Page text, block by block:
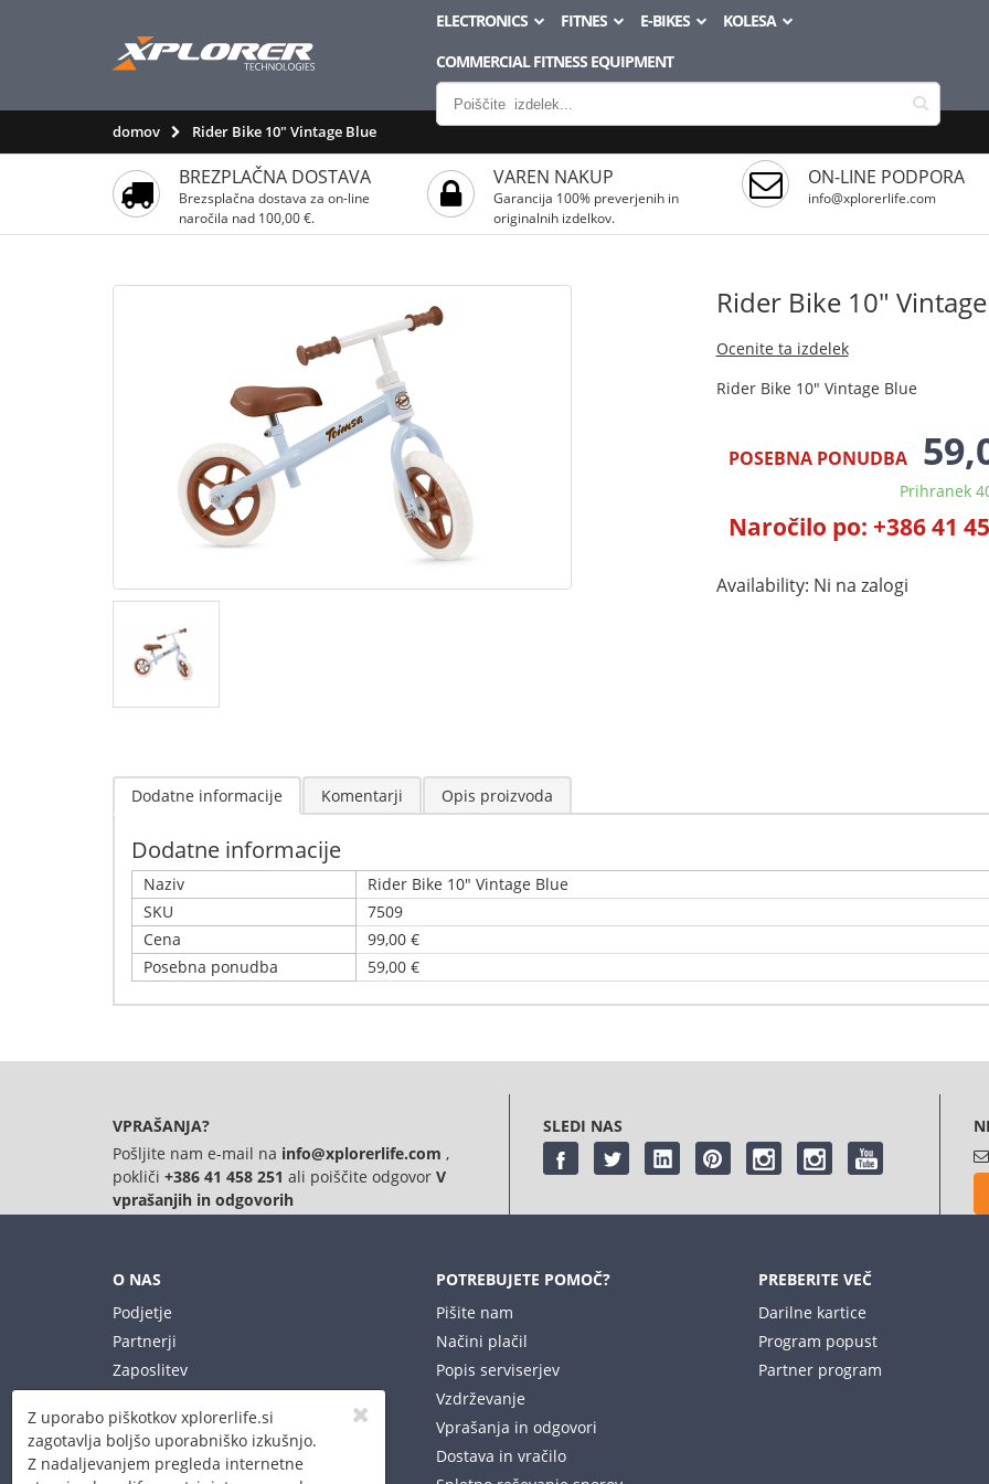
Z uporabo piškotkov xplorerlife.si
zagotavlja boljšo uporabniško izkušnjo.
Z nadaljevanjem pregleda internetne
ELECTRONICS FITNES E-BIKES
KOLESA
COMMERCIAL FITNESS EQUIPMENT
domov Rider Bike 10" Vintage Blue
BREZPLAČNA DOSTAVA
Brezsplačna dostava za on-line
naročila nad 100,00 €.
VAREN NAKUP
Garancija 100% preverjenih in
originalnih izdelkov.
ON-LINE PODPORA
info@xplorerlife.com
Rider Bike 10"
Ocenite ta izdelek
Rider Bike 10" Vintage Blue
POSEBNA PONUDBA
Prihranek
Naročilo po: +386 41
Availability: Ni na zalogi
Dodatne informacije Komentarji Opis proizvoda
Dodatne informacije
Naziv
Rider Bike 10" Vintage Blue
SKU
7509
Cena
99,00 €
Posebna ponudba
59,00 €
VPRAŠANJA?
Pošljite nam e-mail na info@xplorerlife.com ,
pokliči +386 41 458 251 ali poiščite odgovor V
vprašanjih in odgovorih
SLEDI NAS
O NAS
Podjetje
Partnerji
Zaposlitev
POTREBUJETE POMOČ?
Pišite nam
Načini plačil
Popis serviserjev
Vzdrževanje
Vprašanja in odgovori
Dostava in vračilo
PREBERITE VEČ
Darilne kartice
Program popust
Partner program